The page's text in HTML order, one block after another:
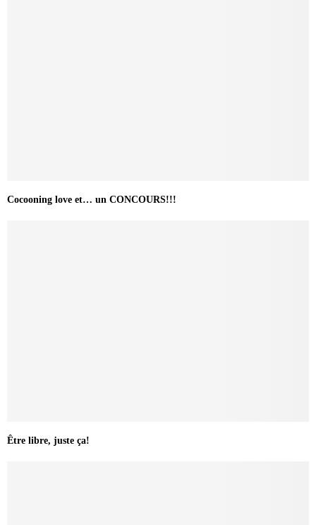
Cocooning love et… un CONCOURS!!!
Être libre, juste ça!